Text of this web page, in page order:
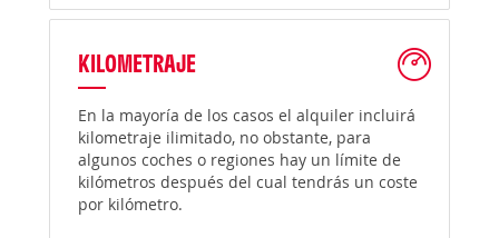
KILOMETRAJE
En la mayoría de los casos el alquiler incluirá
kilometraje ilimitado, no obstante, para
algunos coches o regiones hay un límite de
kilómetros después del cual tendrás un coste
por kilómetro.